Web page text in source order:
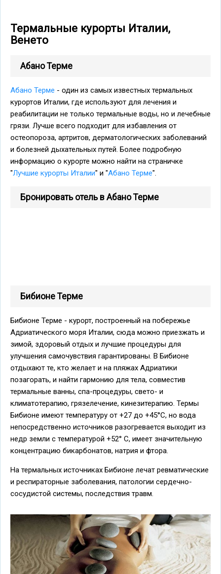
Термальные курорты Италии,
Венето
Абано Терме
Абано Терме - один из самых известных термальных
курортов Италии, где используют для лечения и
реабилитации не только термальные воды, но и лечебные
грязи. Лучше всего подходит для избавления от
остеопороза, артритов, дерматологических заболеваний
и болезней дыхательных путей. Более подробную
информацию о курорте можно найти на страничке
"Лучшие курорты Италии" и "Абано Терме".
Бронировать отель в Абано Терме
Бибионе Терме
Бибионе Терме - курорт, построенный на побережье
Адриатического моря Италии, сюда можно приезжать и
зимой, здоровый отдых и лучшие процедуры для
улучшения самочувствия гарантированы. В Бибионе
отдыхают те, кто желает и на пляжах Адриатики
позагорать, и найти гармонию для тела, совместив
термальные ванны, спа-процедуры, свето- и
климатотерапию, грязелечение, кинезитерапию. Термы
Бибионе имеют температуру от +27 до +45°С, но вода
непосредственно источников разогревается выходит из
недр земли с температурой +52° C, имеет значительную
концентрацию бикарбонатов, натрия и фтора.
На термальных источниках Бибионе лечат ревматические
и респираторные заболевания, патологии сердечно-
сосудистой системы, последствия травм.